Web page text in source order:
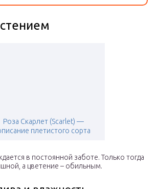
Роза Скарлет (Scarlet) —
плетистого сорта
в постоянной заботе. Только тогда
а цветение – обильным.